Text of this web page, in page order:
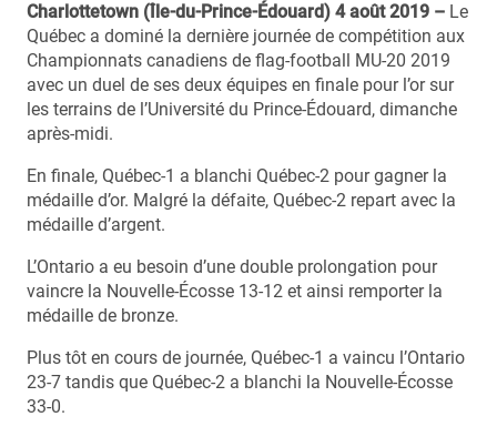
Charlottetown (Île-du-Prince-Édouard) 4 août 2019 – Le
Québec a dominé la dernière journée de compétition aux
Championnats canadiens de flag-football MU-20 2019
avec un duel de ses deux équipes en finale pour l’or sur
les terrains de l’Université du Prince-Édouard, dimanche
après-midi.
En finale, Québec-1 a blanchi Québec-2 pour gagner la
médaille d’or. Malgré la défaite, Québec-2 repart avec la
médaille d’argent.
L’Ontario a eu besoin d’une double prolongation pour
vaincre la Nouvelle-Écosse 13-12 et ainsi remporter la
médaille de bronze.
Plus tôt en cours de journée, Québec-1 a vaincu l’Ontario
23-7 tandis que Québec-2 a blanchi la Nouvelle-Écosse
33-0.